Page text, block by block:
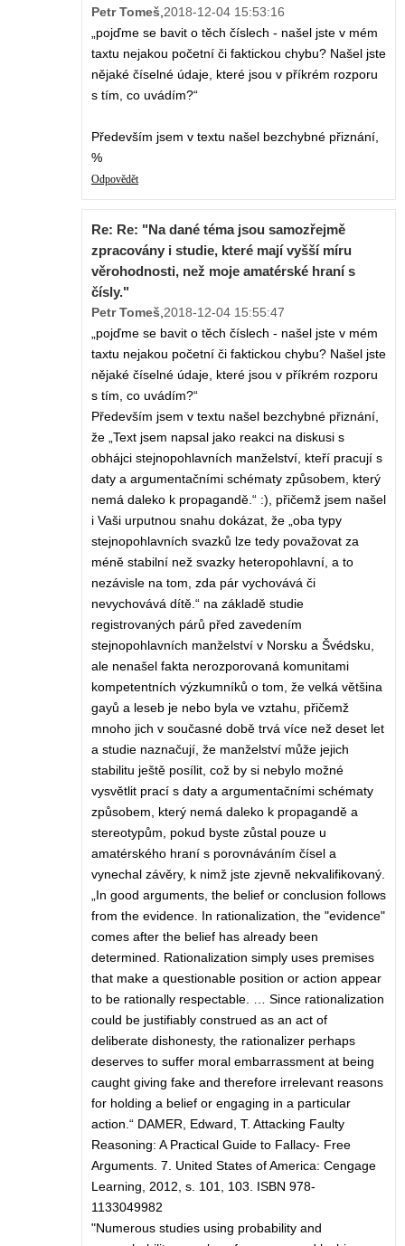
Petr Tomeš 2018-12-04 15:53:16
„pojďme se bavit o těch číslech - našel jste v mém
taxtu nejakou početní či faktickou chybu? Našel jste
nějaké číselné údaje, které jsou v příkrém rozporu
s tím, co uvádím?“
Především jsem v textu našel bezchybné přiznání,
%
Odpovědět
Re: Re: "Na dané téma jsou samozřejmě
zpracovány i studie, které mají vyšší míru
věrohodnosti, než moje amatérské hraní s
čísly."
Petr Tomeš 2018-12-04 15:55:47
„pojďme se bavit o těch číslech - našel jste v mém
taxtu nejakou početní či faktickou chybu? Našel jste
nějaké číselné údaje, které jsou v příkrém rozporu
s tím, co uvádím?“
Především jsem v textu našel bezchybné přiznání,
že „Text jsem napsal jako reakci na diskusi s
obhájci stejnopohlavních manželství, kteří pracují s
daty a argumentačními schématy způsobem, který
nemá daleko k propagandě.“ :), přičemž jsem našel
i Vaši urputnou snahu dokázat, že „oba typy
stejnopohlavních svazků lze tedy považovat za
méně stabilní než svazky heteropohlavní, a to
nezávisle na tom, zda pár vychovává či
nevychovává dítě.“ na základě studie
registrovaných párů před zavedením
stejnopohlavních manželství v Norsku a Švédsku,
ale nenašel fakta nerozporovaná komunitami
kompetentních výzkumníků o tom, že velká většina
gayů a leseb je nebo byla ve vztahu, přičemž
mnoho jich v současné době trvá více než deset let
a studie naznačují, že manželství může jejich
stabilitu ještě posílit, což by si nebylo možné
vysvětlit prací s daty a argumentačními schématy
způsobem, který nemá daleko k propagandě a
stereotypům, pokud byste zůstal pouze u
amatérského hraní s porovnáváním čísel a
vynechal závěry, k nimž jste zjevně nekvalifikovaný.
„In good arguments, the belief or conclusion follows
from the evidence. In rationalization, the "evidence"
comes after the belief has already been
determined. Rationalization simply uses premises
that make a questionable position or action appear
to be rationally respectable. … Since rationalization
could be justifiably construed as an act of
deliberate dishonesty, the rationalizer perhaps
deserves to suffer moral embarrassment at being
caught giving fake and therefore irrelevant reasons
for holding a belief or engaging in a particular
action.“ DAMER, Edward, T. Attacking Faulty
Reasoning: A Practical Guide to Fallacy- Free
Arguments. 7. United States of America: Cengage
Learning, 2012, s. 101, 103. ISBN 978-
1133049982
"Numerous studies using probability and